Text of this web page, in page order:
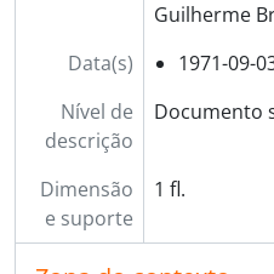
Guilherme
Data(s)
1971-09-
Nível de
descrição
Documento
Dimensão
e suporte
1 fl.